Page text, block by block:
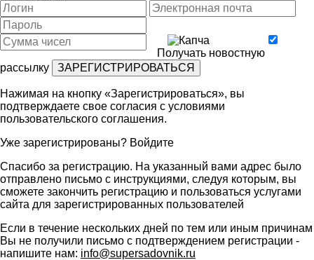
Получать новостную
рассылку
Нажимая на кнопку «Зарегистрироваться», вы
подтверждаете свое согласия с условиями
пользовательского соглашения.
Уже зарегистрированы? Войдите
Спасибо за регистрацию. На указанный вами адрес было
отправлено письмо с инструкциями, следуя которым, вы
сможете закончить регистрацию и пользоваться услугами
сайта для зарегистрированных пользователей
Если в течение нескольких дней по тем или иным причинам
Вы не получили письмо с подтверждением регистрации -
напишите нам: info@supersadovnik.ru